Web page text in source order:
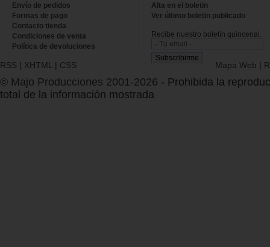
Envío de pedidos
Formas de pago
Contacto tienda
Condiciones de venta
Política de devoluciones
Alta en el boletin
Ver último boletin publicado
Recibe nuestro boletín quincenal.
RSS | XHTML | CSS Mapa Web |
© Majo Producciones 2001-2026 - Prohibida la
total de la información mostrada